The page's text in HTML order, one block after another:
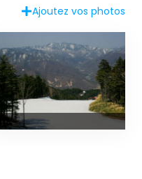
Ajoutez vos photos